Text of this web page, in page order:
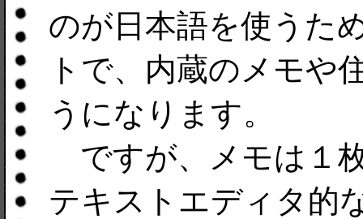
のが日本語を使うた
トで、内蔵のメモや
うになります。
ですが、メモは１
テキストエディタ的